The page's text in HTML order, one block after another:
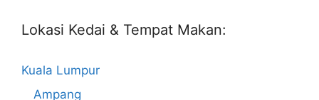
Lokasi Kedai & Tempat Makan:
Kuala Lumpur
Ampang